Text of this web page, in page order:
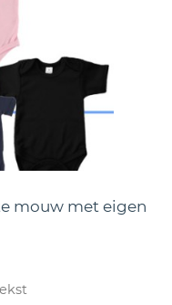
mouw met eigen